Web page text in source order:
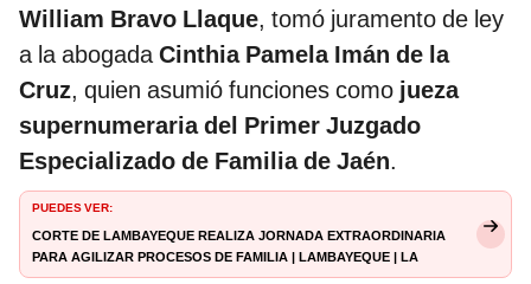
William Bravo Llaque, tomó juramento de ley
a la abogadaCinthia Pamela Imán de la
Cruz, quien asumió funciones como jueza
supernumeraria del Primer Juzgado
Especializado de Familia de Jaén.
PUEDES VER:
Corte de Lambayeque realiza jornada extraordinaria
para agilizar procesos de familia | Lambayeque | La
República